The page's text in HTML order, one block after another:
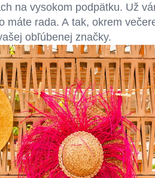
na vysokom podpätku. Už
máte rada. A tak, okrem
obľúbenej značky.